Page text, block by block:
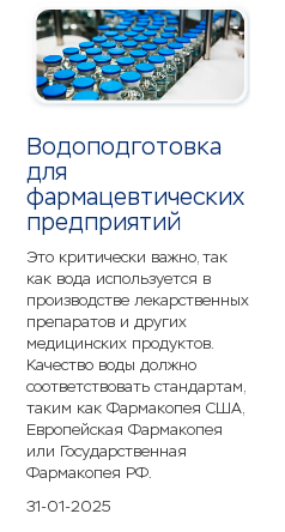
Водоподготовка
для
фармацевтических
предприятий
Это критически важно, так
как вода используется в
производстве лекарственных
препаратов и других
медицинских продуктов.
Качество воды должно
соответствовать стандартам,
таким как Фармакопея США,
Европейская Фармакопея
или Государственная
Фармакопея РФ.
31-01-2025